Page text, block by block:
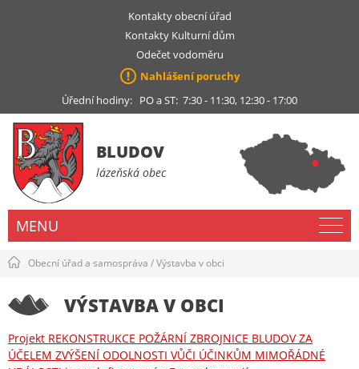
Kontakty obecní úřad
Kontakty Kulturní dům
Odečet vodoměru
Nahlášení poruchy
Úřední hodiny: PO a ST: 7:30 - 11:30, 12:30 - 17:00
BLUDOV
lázeňská obec
MENU
Obecní úřad a samospráva /Výstavba v obci
VÝSTAVBA V OBCI
Projekt REKONSTRUKCE POŽÁRNÍ ZBROJNICE BLUDOV ZA
ÚČELEM ZVÝŠENÍ ODOLNOSTI VŮČI ÚČINKŮM MIMOŘÁDNÉ